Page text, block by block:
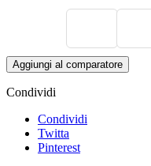
Aggiungi al comparatore
Condividi
Condividi
Twitta
Pinterest